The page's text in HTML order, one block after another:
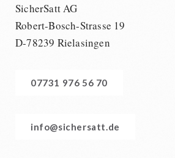
SicherSatt AG
Robert-Bosch-Strasse 19
D-78239 Rielasingen
07731 976 56 70
info@sichersatt.de